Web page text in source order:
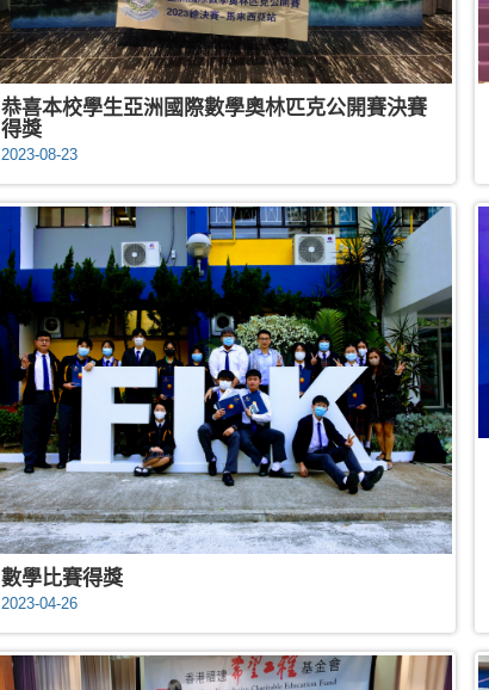
恭喜本校學生亞洲國際數學奧林匹克公開賽決賽
得獎
2023-08-23
數學比賽得獎
2023-04-26